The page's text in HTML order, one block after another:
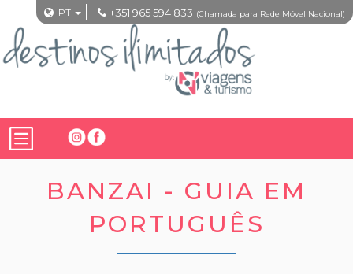
PT +351 965 594 833 (Chamada para Rede Móvel Nacional)
BANZAI - GUIA EM
PORTUGUÊS